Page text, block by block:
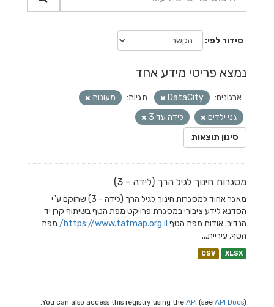
סידור לפי
נמצא פריטי מידע אחד
ארגונים: DataCity תגיות:
מעונות
גני ילדים
לידה עד 3
סינון תוצאות
מסגרות חינוך לגיל הרך (לידה - 3)
מאגר אחוד למסגרות חינוך לגיל הרך (לידה - 3) שהוקם ע"י
הסדנא לידע ציבורי במסגרת פרויקט מפת הטף בשיתוף קרן יד
הנדיב. אודות מפת הטף https://www.tafmap.org.il/
מפת
הטף, עיריית...
CSV XLSX
You can also access this registry using the API (see API Docs).